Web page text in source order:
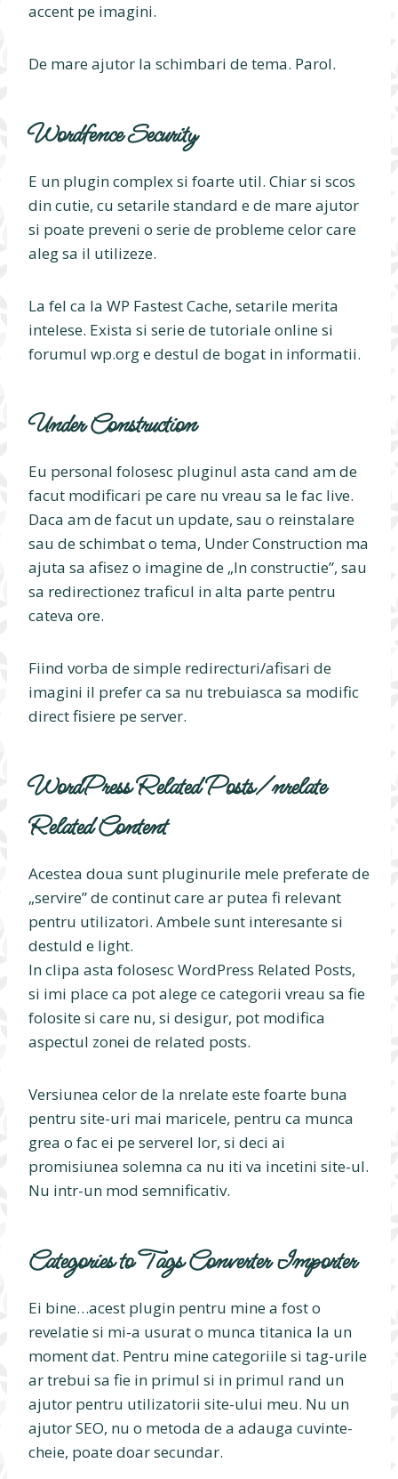
accent pe imagini.
De mare ajutor la schimbari de tema. Parol.
Wordfence Security
E un plugin complex si foarte util. Chiar si scos
din cutie, cu setarile standard e de mare ajutor
si poate preveni o serie de probleme celor care
aleg sa il utilizeze.
La fel ca la WP Fastest Cache, setarile merita
intelese. Exista si serie de tutoriale online si
forumul wp.org e destul de bogat in informatii.
Under Construction
Eu personal folosesc pluginul asta cand am de
facut modificari pe care nu vreau sa le fac live.
Daca am de facut un update, sau o reinstalare
sau de schimbat o tema, Under Construction ma
ajuta sa afisez o imagine de „In constructie”, sau
sa redirectionez traficul in alta parte pentru
cateva ore.
Fiind vorba de simple redirecturi/afisari de
imagini il prefer ca sa nu trebuiasca sa modific
direct fisiere pe server.
WordPress Related Posts/nrelate
Related Content
Acestea doua sunt pluginurile mele preferate de
„servire” de continut care ar putea fi relevant
pentru utilizatori. Ambele sunt interesante si
destuld e light.
In clipa asta folosesc WordPress Related Posts,
si imi place ca pot alege ce categorii vreau sa fie
folosite si care nu, si desigur, pot modifica
aspectul zonei de related posts.
Versiunea celor de la nrelate este foarte buna
pentru site-uri mai maricele, pentru ca munca
grea o fac ei pe serverel lor, si deci ai
promisiunea solemna ca nu iti va incetini site-ul.
Nu intr-un mod semnificativ.
Categories to Tags Converter Importer
Ei bine…acest plugin pentru mine a fost o
revelatie si mi-a usurat o munca titanica la un
moment dat. Pentru mine categoriile si tag-urile
ar trebui sa fie in primul si in primul rand un
ajutor pentru utilizatorii site-ului meu. Nu un
ajutor SEO, nu o metoda de a adauga cuvinte-
cheie, poate doar secundar.